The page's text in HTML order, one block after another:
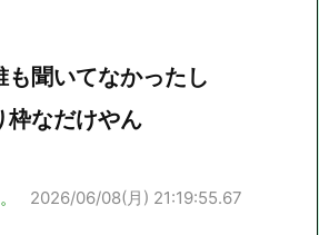
聞いてなかったし
枠なだけやん
2026/06/08(月) 21:19:55.67